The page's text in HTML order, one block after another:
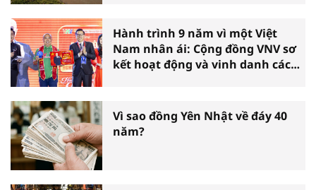
Hành trình 9 năm vì một Việt
Nam nhân ái: Cộng đồng VNV sơ
kết hoạt động và vinh danh các
Vì sao đồng Yên Nhật về đáy 40
năm?